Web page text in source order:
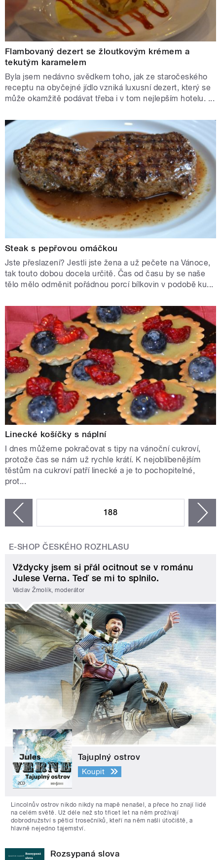
Flambovaný dezert se žloutkovým krémem a
tekutým karamelem
Byla jsem nedávno svědkem toho, jak ze staročeského
receptu na obyčejné jídlo vzniká luxusní dezert, který se
může okamžitě podávat třeba i v tom nejlepším hotelu. ...
Steak s pepřovou omáčkou
Jste přeslazení? Jestli jste žena a už pečete na Vánoce,
tak touto dobou docela určitě. Čas od času by se naše
tělo mělo odměnit pořádnou porcí bílkovin v podobě ku...
Linecké košíčky s náplní
I dnes můžeme pokračovat s tipy na vánoční cukroví,
protože čas se nám už rychle krátí. K nejoblíbenějším
těstům na cukroví patří linecké a je to pochopitelné,
prot...
188
E-SHOP ČESKÉHO ROZHLASU
Vždycky jsem si přál ocitnout se v románu
Julese Verna. Teď se mi to splnilo.
Václav Žmolík, moderátor
Tajuplný ostrov
Koupit
Lincolnův ostrov nikdo nikdy na mapě nenašel, a přece ho znají lidé
na celém světě. Už déle než sto třicet let na něm prožívají
dobrodružství s pěticí trosečníků, kteří na něm našli útočiště, a
hlavně nejedno tajemství.
Rozsypaná slova